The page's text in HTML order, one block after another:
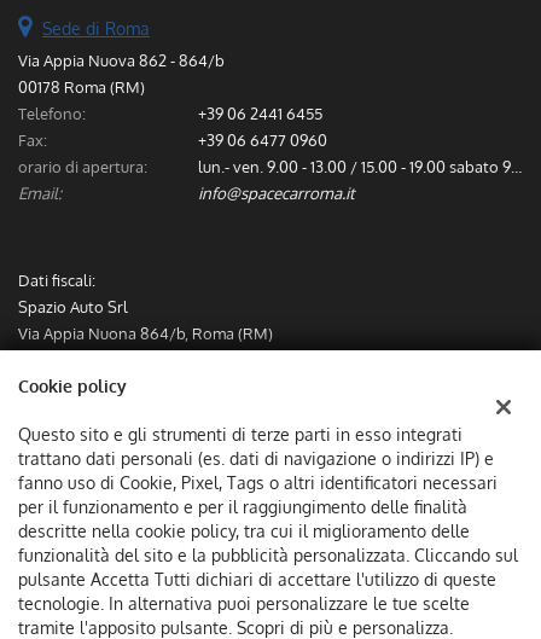
Sede di Roma
Via Appia Nuova 862 - 864/b
00178 Roma (RM)
Telefono:
+39 06 2441 6455
Fax:
+39 06 6477 0960
orario di apertura:
Email:
info@spacecarroma.it
Dati fiscali:
Spazio Auto Srl
Via Appia Nuona 864/b, Roma (RM)
Registro delle imprese:
Cookie policy
Questo sito e gli strumenti di terze parti in esso integrati
trattano dati personali (es. dati di navigazione o indirizzi IP) e
fanno uso di Cookie, Pixel, Tags o altri identificatori necessari
per il funzionamento e per il raggiungimento delle finalità
descritte nella cookie policy, tra cui il miglioramento delle
funzionalità del sito e la pubblicità personalizzata. Cliccando sul
pulsante Accetta Tutti dichiari di accettare l'utilizzo di queste
tecnologie. In alternativa puoi personalizzare le tue scelte
tramite l'apposito pulsante. Scopri di più e personalizza.